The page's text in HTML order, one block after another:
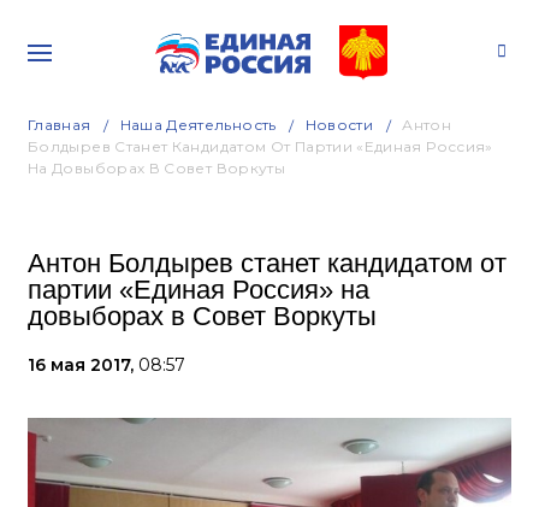
Главная Наша Деятельность Новости
Антон
Болдырев Станет Кандидатом От Партии «Единая Россия»
На Довыборах В Совет Воркуты
Антон Болдырев станет кандидатом от
партии «Единая Россия» на
довыборах в Совет Воркуты
16 мая 2017, 08:57